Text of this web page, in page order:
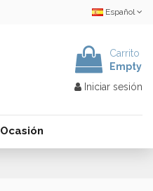
Español
Carrito
Empty
Iniciar sesión
Ocasión